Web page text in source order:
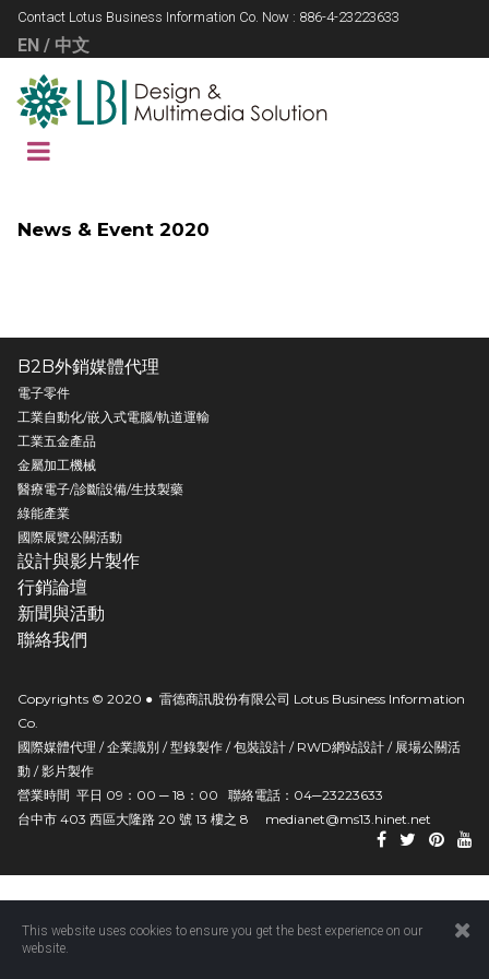
Contact Lotus Business Information Co. Now : 886-4-23223633
EN / 中文
News & Event 2020
B2B外銷媒體代理
電子零件
工業自動化/嵌入式電腦/軌道運輸
工業五金產品
金屬加工機械
醫療電子/診斷設備/生技製藥
綠能產業
國際展覽公關活動
設計與影片製作
行銷論壇
新聞與活動
聯絡我們
Copyrights © 2020 ● 雷德商訊股份有限公司 Lotus Business Information
Co.
國際媒體代理 / 企業識別 / 型錄製作 / 包裝設計 / RWD網站設計 / 展場公關活
動 / 影片製作
營業時間 平日 09：00 ─ 18：00 聯絡電話：04─23223633
台中市 403 西區大隆路 20 號 13 樓之 8 medianet@ms13.hinet.net
This website uses cookies to ensure you get the best experience on our
website.